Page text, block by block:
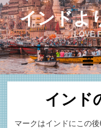
コ
ン
テ
ン
ツ
へ
移
動
す
る
インドよ
LOVE
インド
マークはインドにこの